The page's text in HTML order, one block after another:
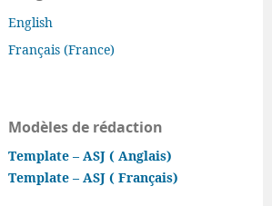
English
Français (France)
Modèles de rédaction
Template – ASJ ( Anglais)
Template – ASJ ( Français)